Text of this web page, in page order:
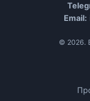
Email:
© 2026.